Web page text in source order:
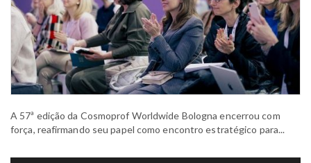
A 57ª edição da Cosmoprof Worldwide Bologna encerrou com
força, reafirmando seu papel como encontro estratégico para...